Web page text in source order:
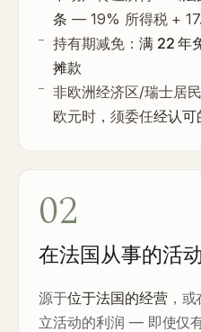
条 — 19% 所得税 +
持有期减免： 满 22 年
摊款
非欧洲经济区/瑞士居
欧元时，须委任经认可
02
在法国从事的活
源于位于法国的经营，或
立活动的利润 — 即使仅